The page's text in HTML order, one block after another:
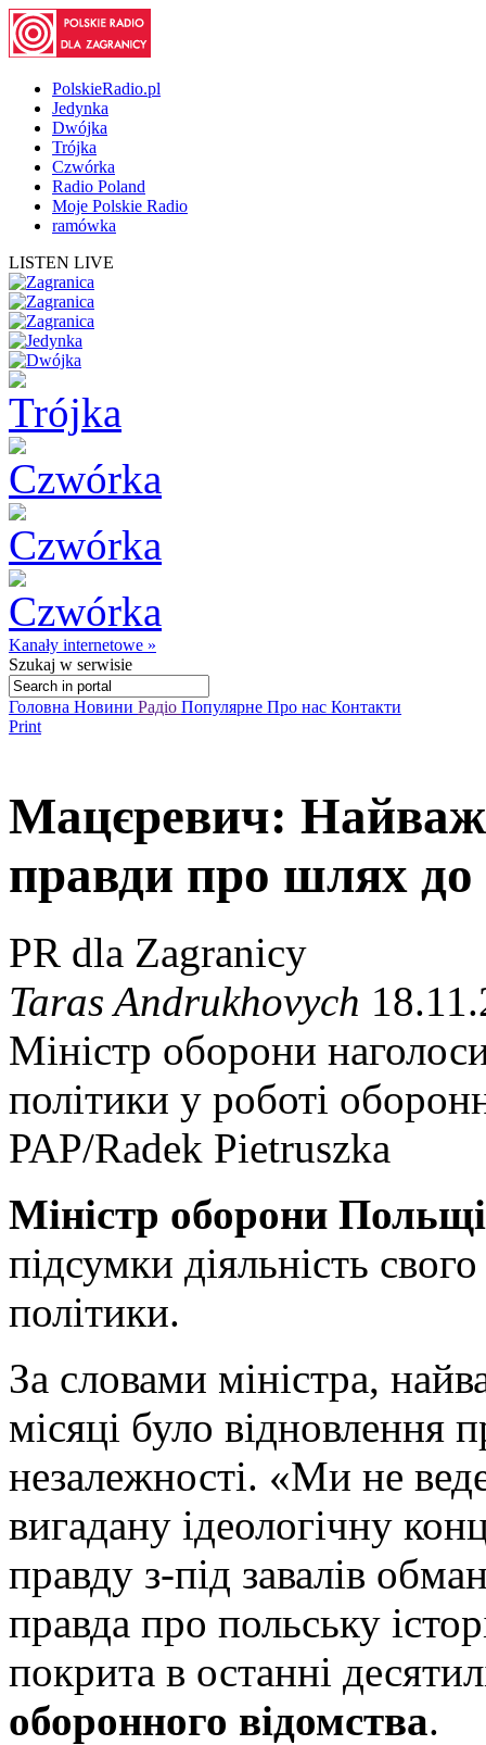
PolskieRadio.pl
Jedynka
Dwójka
Trójka
Czwórka
Radio Poland
Moje Polskie Radio
ramówka
LISTEN LIVE
Kanały internetowe »
Szukaj w serwisie
Головна Новини Радіо Популярне Про нас Контакти
Print
Мацєревич:
правди про шлях до
PR dla Zagranicy
Taras Andrukhovych
Міністр оборони
політики у роботі
PAP/Radek Pietruszka
Міністр оборони
підсумки діяльність
політики.
За словами міністра,
місяці було відновлення
незалежності. «Ми не
вигадану ідеологічну
правду з-під завалів
правда про польську
покрита в останні
оборонного відомства.